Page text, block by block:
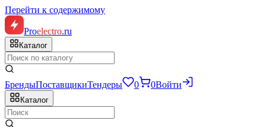
Перейти к содержимому
Proelectro.ru
Каталог
БрендыПоставщикиТендеры 0 0Войти
Каталог